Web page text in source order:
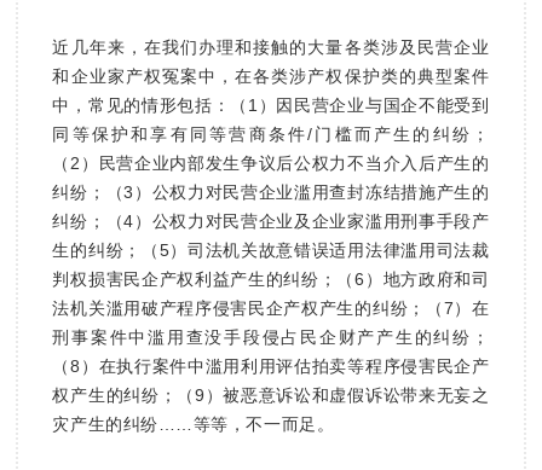
近几年来，在我们办理和接触的大量各类涉及民营企业
和企业家产权冤案中，在各类涉产权保护类的典型案件
中，常见的情形包括：（1）因民营企业与国企不能受到
同等保护和享有同等营商条件/门槛而产生的纠纷；
（2）民营企业内部发生争议后公权力不当介入后产生的
纠纷；（3）公权力对民营企业滥用查封冻结措施产生的
纠纷；（4）公权力对民营企业及企业家滥用刑事手段产
生的纠纷；（5）司法机关故意错误适用法律滥用司法裁
判权损害民企产权利益产生的纠纷；（6）地方政府和司
法机关滥用破产程序侵害民企产权产生的纠纷；（7）在
刑事案件中滥用查没手段侵占民企财产产生的纠纷；
（8）在执行案件中滥用利用评估拍卖等程序侵害民企产
权产生的纠纷；（9）被恶意诉讼和虚假诉讼带来无妄之
灾产生的纠纷……等等，不一而足。